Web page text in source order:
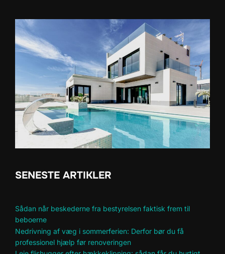
SENESTE ARTIKLER
Sådan når beskederne fra bestyrelsen faktisk frem til
beboerne
Nedrivning af væg i sommerferien: Derfor bør du få
professionel hjælp før renoveringen